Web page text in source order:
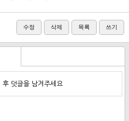
수정 삭제 목록 쓰기
후 덧글을 남겨주세요